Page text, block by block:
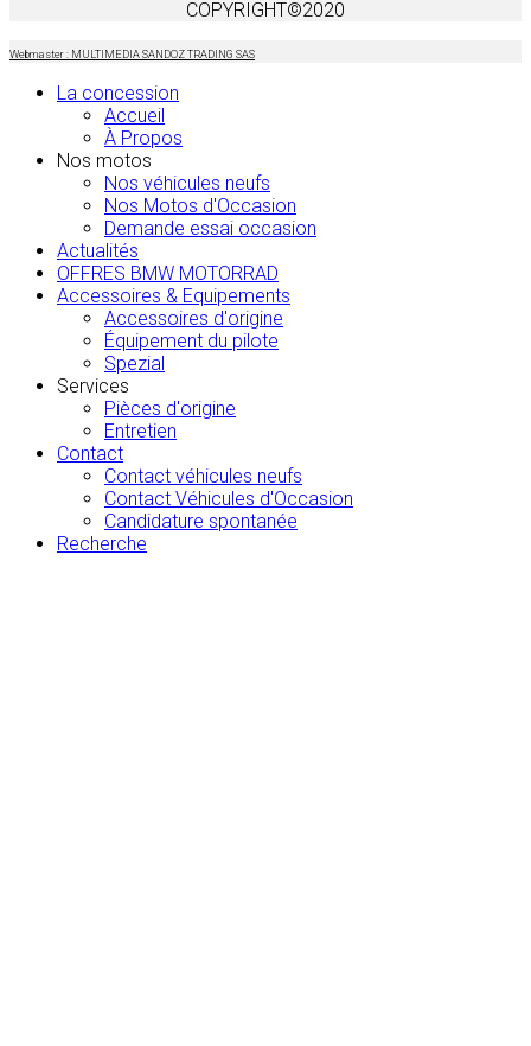
COPYRIGHT©2020
Webmaster : MULTIMEDIA SANDOZ TRADING SAS
La concession
Accueil
À Propos
Nos motos
Nos véhicules neufs
Nos Motos d'Occasion
Demande essai occasion
Actualités
OFFRES BMW MOTORRAD
Accessoires & Equipements
Accessoires d'origine
Équipement du pilote
Spezial
Services
Pièces d'origine
Entretien
Contact
Contact véhicules neufs
Contact Véhicules d'Occasion
Candidature spontanée
Recherche